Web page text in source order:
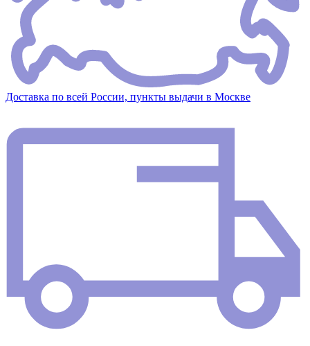
Доставка по всей России, пункты выдачи в Москве